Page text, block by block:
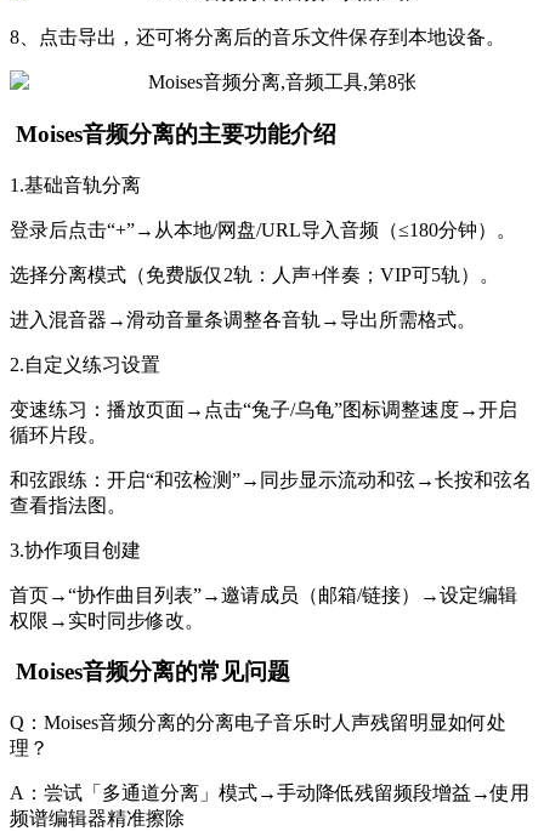
8、点击导出，还可将分离后的音乐文件保存到本地设备。
Moises音频分离的主要功能介绍
1.基础音轨分离
登录后点击“+”→从本地/网盘/URL导入音频（≤180分钟）。
选择分离模式（免费版仅2轨：人声+伴奏；VIP可5轨）。
进入混音器→滑动音量条调整各音轨→导出所需格式。
2.自定义练习设置
变速练习：播放页面→点击“兔子/乌龟”图标调整速度→开启
循环片段。
和弦跟练：开启“和弦检测”→同步显示流动和弦→长按和弦名
查看指法图。
3.协作项目创建
首页→“协作曲目列表”→邀请成员（邮箱/链接）→设定编辑
权限→实时同步修改。
Moises音频分离的常见问题
Q：Moises音频分离的分离电子音乐时人声残留明显如何处
理？
A：尝试「多通道分离」模式→手动降低残留频段增益→使用
频谱编辑器精准擦除